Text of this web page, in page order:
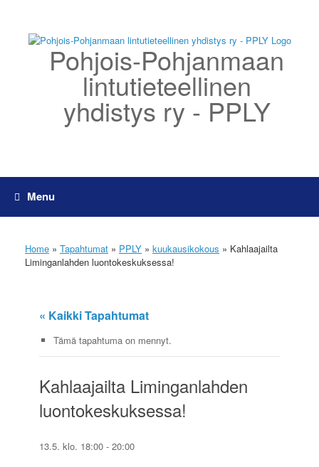
content
Pohjois-Pohjanmaan
lintutieteellinen
yhdistys ry - PPLY
Menu
Home » Tapahtumat » PPLY » kuukausikokous » Kahlaajailta
Liminganlahden luontokeskuksessa!
« Kaikki Tapahtumat
Tämä tapahtuma on mennyt.
Kahlaajailta Liminganlahden
luontokeskuksessa!
13.5. klo. 18:00 - 20:00